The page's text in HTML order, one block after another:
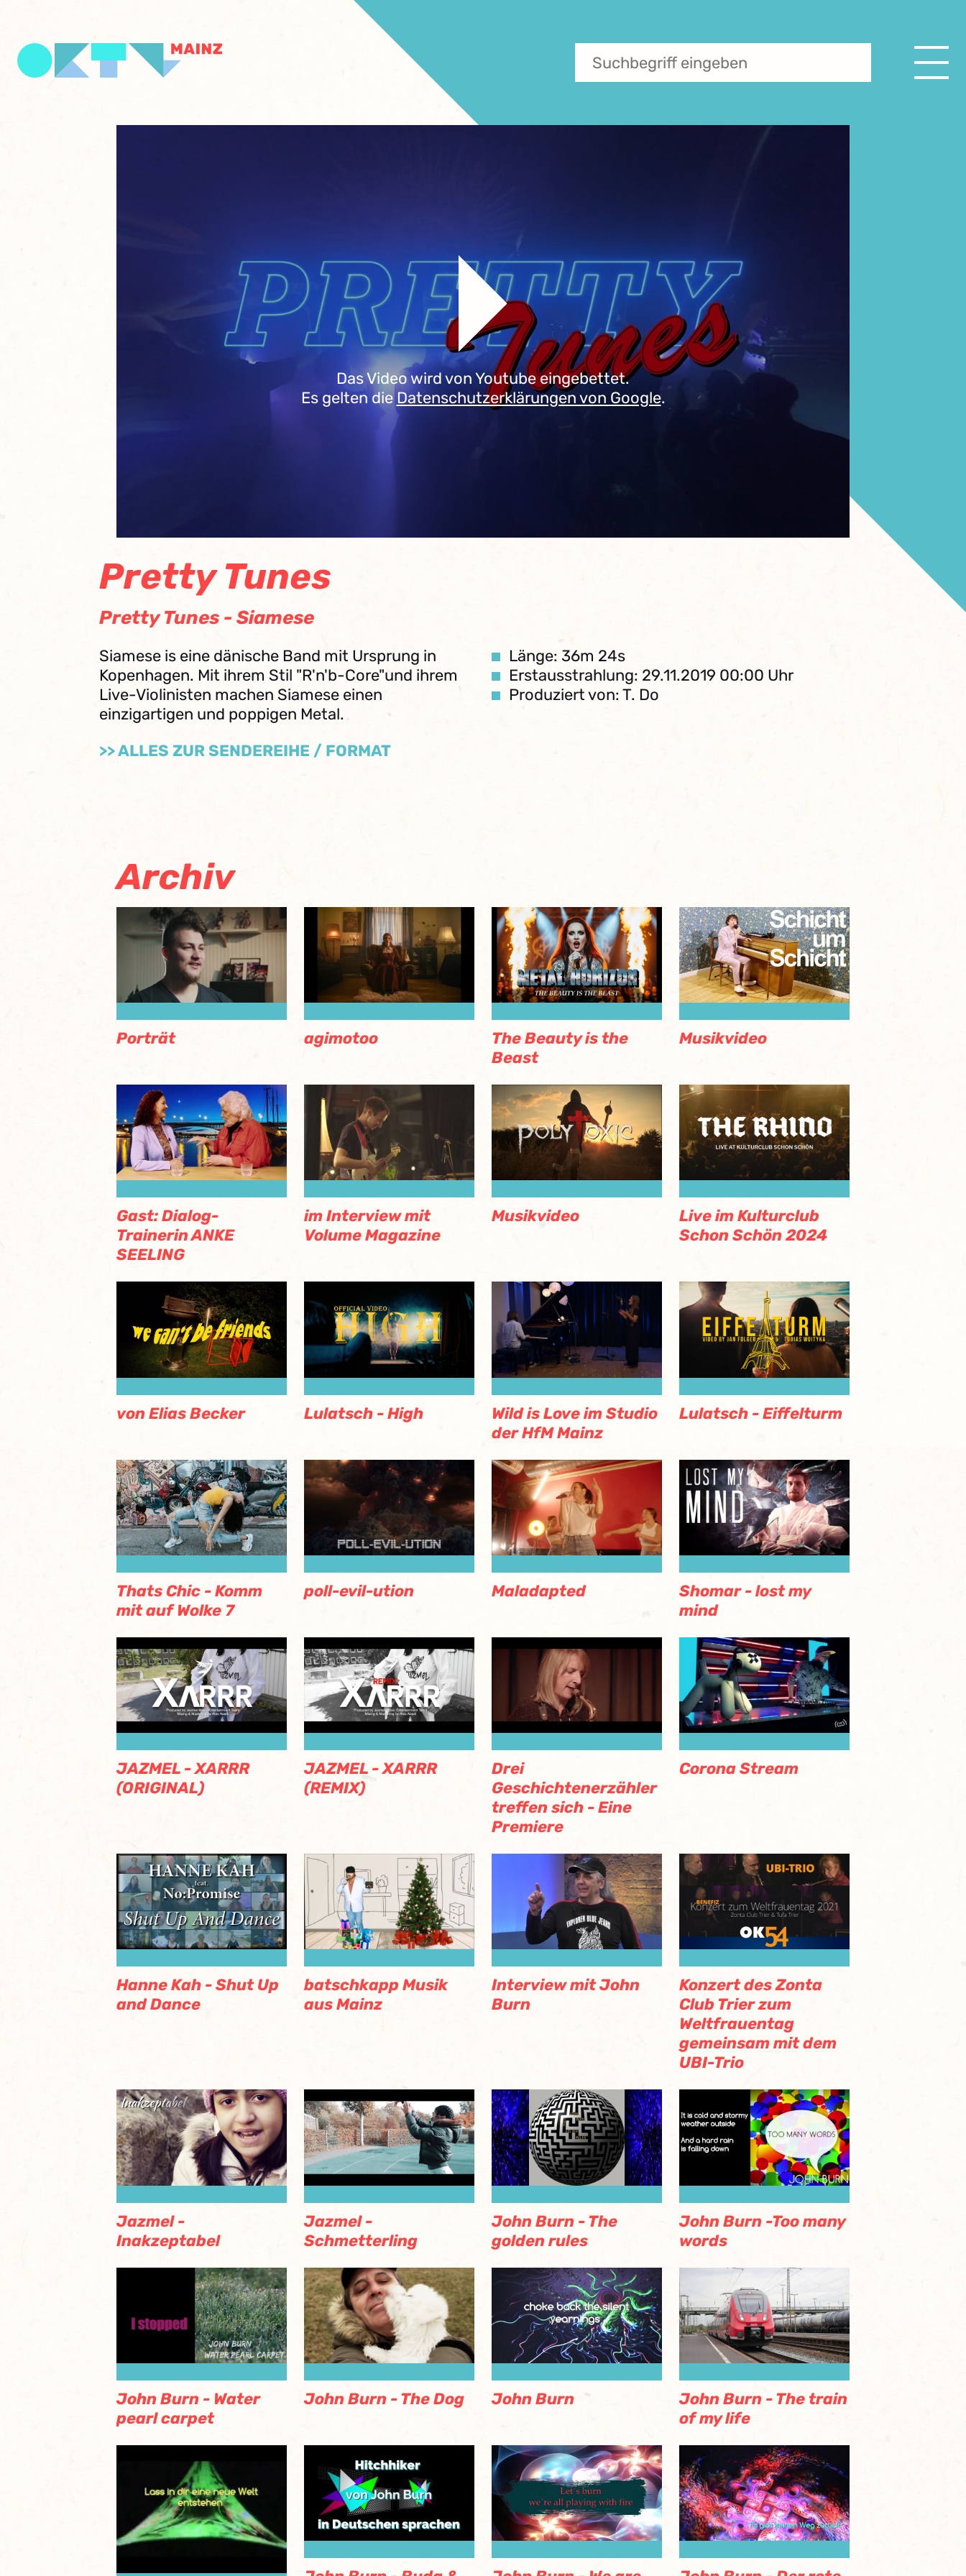
Das Video wird von Youtube eingebettet.
Es gelten die Datenschutzerklärungen von Google.
Pretty Tunes
Pretty Tunes - Siamese
Siamese is eine dänische Band mit Ursprung in
Kopenhagen. Mit ihrem Stil "R'n'b-Core"und ihrem
Live-Violinisten machen Siamese einen
einzigartigen und poppigen Metal.
>> ALLES ZUR SENDEREIHE / FORMAT
Länge: 36m 24s
Erstausstrahlung: 29.11.2019 00:00 Uhr
Produziert von: T. Do
Archiv
Porträt agimotoo
The Beauty is the
Beast
Musikvideo
Gast: Dialog-
Trainerin ANKE
SEELING
im Interview mit
Volume Magazine
Musikvideo
Live im Kulturclub
Schon Schön 2024
von Elias Becker Lulatsch - High
Wild is Love im Studio
der HfM Mainz
Lulatsch - Eiffelturm
Thats Chic - Komm
mit auf Wolke 7
poll-evil-ution Maladapted
Shomar - lost my
mind
JAZMEL - XARRR
(ORIGINAL)
JAZMEL - XARRR
(REMIX)
Drei
Geschichtenerzähler
treffen sich - Eine
Premiere
Corona Stream
Hanne Kah - Shut Up
and Dance
batschkapp Musik
aus Mainz
Interview mit John
Burn
Konzert des Zonta
Club Trier zum
Weltfrauentag
gemeinsam mit dem
UBI-Trio
Jazmel -
Inakzeptabel
Jazmel -
Schmetterling
John Burn - The
golden rules
John Burn -Too many
words
John Burn - Water
pearl carpet
John Burn - The Dog John Burn
John Burn - The train
of my life